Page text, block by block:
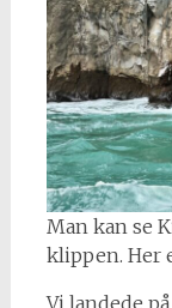
Man kan se
klippen. Her
Vi landede